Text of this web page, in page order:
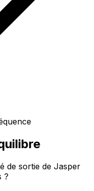
de sortie de Jasper
?